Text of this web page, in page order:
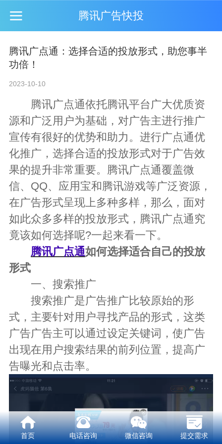
腾讯广告快投
腾讯广点通：选择合适的投放形式，助您事半
功倍！
2023-10-10
腾讯广点通依托腾讯平台广大优质资
源和广泛用户为基础，对广告主进行推广
宣传有很好的优势和助力。进行广点通优
化推广，选择合适的投放形式对于广告效
果的提升非常重要。腾讯广点通覆盖微
信、QQ、应用宝和腾讯游戏等广泛资源，
在广告形式呈现上多种多样，那么，面对
如此众多多样的投放形式，腾讯广点通究
竟该如何选择呢?一起来看一下。
腾讯广点通如何选择适合自己的投放
形式
一、搜索推广
搜索推广是广告推广比较原始的形
式，主要针对用户寻找产品的形式，这类
广告广告主可以通过设定关键词，使广告
出现在用户搜索结果的前列位置，提高广
告曝光和点击率。
首页 电话咨询 微信咨询 提交需求